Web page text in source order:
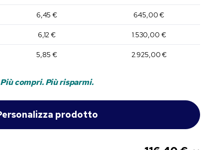
6,45 € 645,00 €
6,12 € 1.530,00 €
5,85 € 2.925,00 €
Più compri. Più risparmi.